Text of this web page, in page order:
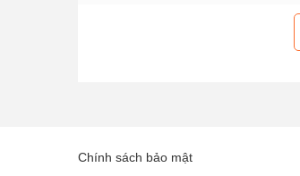
Chính sách bảo mật